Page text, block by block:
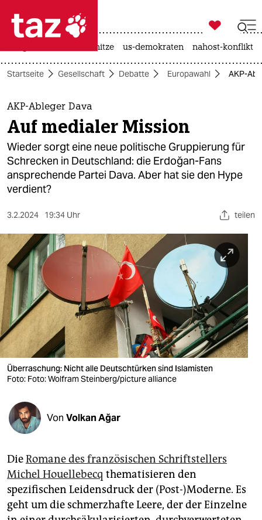
 taz zahl ich
taz zahl ich
themen
politik
öko
gesellschaft
kultur
sport
berlin
nord
wahrheit
verlag
verlag
shop
fragen & hilfe
unterstützen
abo
genossenschaft

taz zahl ich
hitze us-demokraten nahost-konflikt
Startseite Gesellschaft Debatte Europawahl AKP-
AKP-Ableger Dava
Auf medialer Mission
Wieder sorgt eine neue politische Gruppierung für
Schrecken in Deutschland: die Erdoğan-Fans
ansprechende Partei Dava. Aber hat sie den Hype
verdient?
3.2.2024 19:34 Uhr teilen
Überraschung: Nicht alle Deutschtürken sind Islamisten
Foto: Foto: Wolfram Steinberg/picture alliance
Von Volkan Ağar
DieRomane des französischen Schriftstellers
Michel Houellebecq thematisieren den
spezifischen Leidensdruck der (Post-)Moderne. Es
geht um die schmerzhafte Leere, der der Einzelne